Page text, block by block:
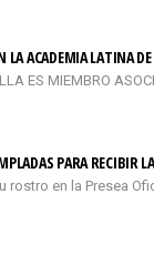
LA ACADEMIA LATINA
ES MIEMBRO
PARA RECIBIR
rostro en la Presea